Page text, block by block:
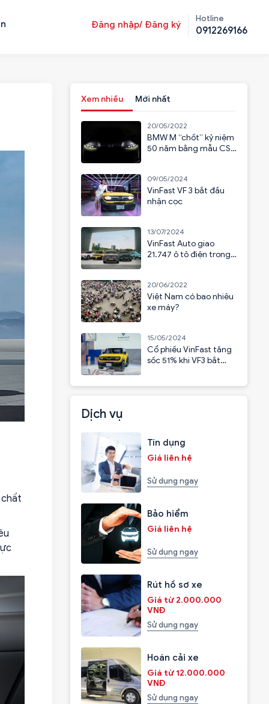
Đăng nhập/ Đăng ký
Hotline
0912269166
Xem nhiều Mới nhất
20/05/2022
BMW M “chốt” kỷ niệm
50 năm bằng mẫu CSL
09/05/2024
VinFast VF 3 bắt đầu
nhận cọc
13/07/2024
VinFast Auto giao
21.747 ô tô điện trong
20/06/2022
Việt Nam có bao nhiêu
xe máy?
15/05/2024
Cổ phiếu VinFast tăng
sốc 51% khi VF3 bắt
Dịch vụ
Tín dụng
Giá liên hệ
Sử dụng ngay
Bảo hiểm
Giá liên hệ
Sử dụng ngay
Rút hồ sơ xe
Giá từ 2.000.000
VNĐ
Sử dụng ngay
Hoán cải xe
Giá từ 12.000.000
VNĐ
Sử dụng ngay